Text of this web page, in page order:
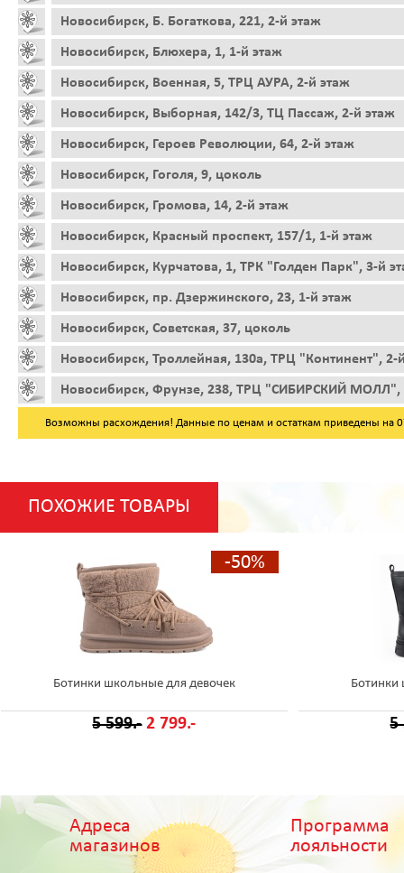
Новосибирск, Б. Богаткова, 221, 2-й этаж
Новосибирск, Блюхера, 1, 1-й этаж
Новосибирск, Военная, 5, ТРЦ АУРА, 2-й этаж
Новосибирск, Выборная, 142/3, ТЦ Пассаж, 2-й этаж
Новосибирск, Героев Революции, 64, 2-й этаж
Новосибирск, Гоголя, 9, цоколь
Новосибирск, Громова, 14, 2-й этаж
Новосибирск, Красный проспект, 157/1, 1-й этаж
Новосибирск, Курчатова, 1, ТРК "Голден Парк", 3-й
Новосибирск, пр. Дзержинского, 23, 1-й этаж
Новосибирск, Советская, 37, цоколь
Новосибирск, Троллейная, 130а, ТРЦ "Континент", 2-
Новосибирск, Фрунзе, 238, ТРЦ "СИБИРСКИЙ МОЛЛ",
Возможны расхождения! Данные по ценам и остаткам приведены на
ПОХОЖИЕ ТОВАРЫ
-50%
Ботинки школьные для девочек
5 599.- 2 799.-
Ботинки
5
Адреса
магазинов
Программа
лояльности